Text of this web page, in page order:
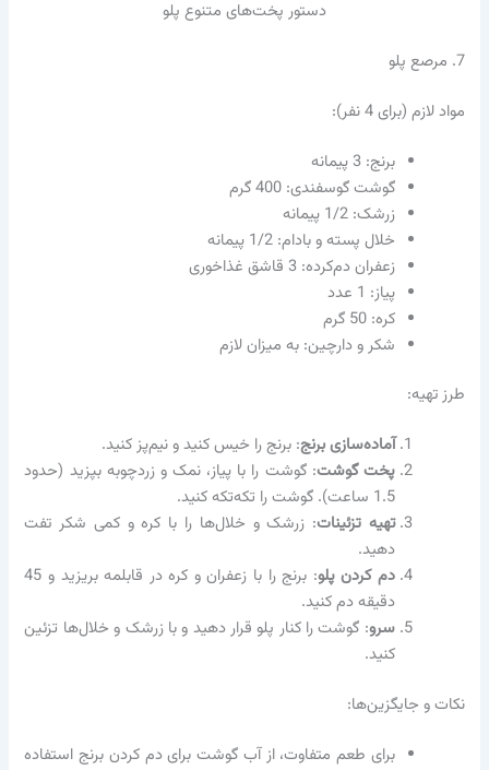
دستور پخت‌های متنوع پلو
7. مرصع پلو
مواد لازم (برای 4 نفر):
برنج: 3 پیمانه
گوشت گوسفندی: 400 گرم
زرشک: 1/2 پیمانه
خلال پسته و بادام: 1/2 پیمانه
زعفران دم‌کرده: 3 قاشق غذاخوری
پیاز: 1 عدد
کره: 50 گرم
شکر و دارچین: به میزان لازم
طرز تهیه:
آماده‌سازی برنج: برنج را خیس کنید و نیم‌پز کنید.
پخت گوشت: گوشت را با پیاز، نمک و زردچوبه بپزید (حدود
1.5 ساعت). گوشت را تکه‌تکه کنید.
تهیه تزئینات: زرشک و خلال‌ها را با کره و کمی شکر تفت
دهید.
دم کردن پلو
: برنج را با زعفران و کره در قابلمه بریزید و 45
دقیقه دم کنید.
سرو: گوشت را کنار پلو قرار دهید و با زرشک و خلال‌ها تزئین
کنید.
نکات و جایگزین‌ها:
برای طعم متفاوت، از آب گوشت برای دم کردن برنج استفاده